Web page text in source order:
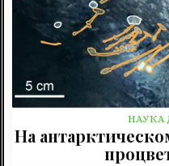
НАУКА
На